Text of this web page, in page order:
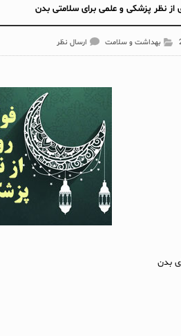
از نظر پزشکی و علمی برای سلامتی بدن
بهداشت و سلامت ارسال نظر
بدن